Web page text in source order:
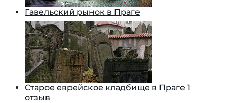
Гавельский рынок в Праге
Старое еврейское кладбище в Праге 1
отзыв